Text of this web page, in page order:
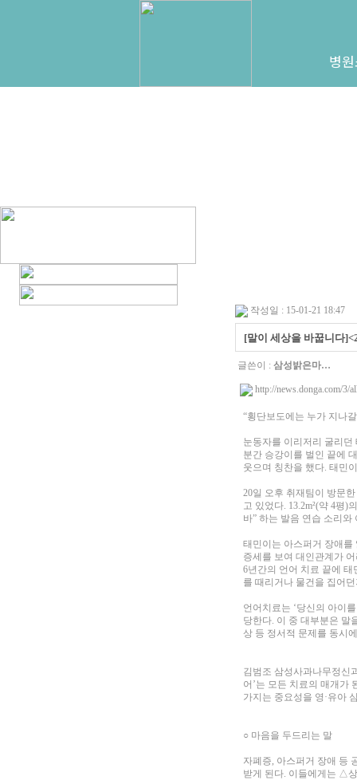
병
작성일 : 15-01-21 18:47
[말이 세상을 바꿉니다
글쓴이 : 삼성밝은마…
http://news.donga.com/3/
“횡단보도에는 누가 지나
눈동자를 이리저리 굴리던
분간 승강이를 벌인 끝에
웃으며 칭찬을 했다. 태민
20일 오후 취재팀이 방문
고 있었다. 13.2m²(약 4평
바” 하는 발음 연습 소리
태민이는 아스퍼거 장애를
증세를 보여 대인관계가
6년간의 언어 치료 끝에
를 때리거나 물건을 집어
언어치료는 ‘당신의 아이
당한다. 이 중 대부분은 말
상 등 정서적 문제를 동시
김범조 삼성사과나무정신
어’는 모든 치료의 매개가
가지는 중요성을 영·유아
○ 마음을 두드리는 말
자폐증, 아스퍼거 장애 등
받게 된다. 이들에게는 △